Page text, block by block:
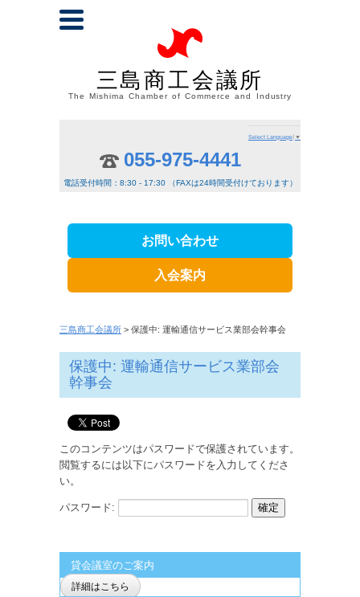
三島商工会議所
The Mishima Chamber of Commerce and Industry
Select Language ▼
055-975-4441
電話受付時間：8:30 - 17:30 （FAXは24時間受付けております）
お問い合わせ
入会案内
三島商工会議所 > 保護中: 運輸通信サービス業部会幹事会
保護中: 運輸通信サービス業部会
幹事会
このコンテンツはパスワードで保護されています。
閲覧するには以下にパスワードを入力してくださ
い。
パスワード:
貸会議室のご案内
詳細はこちら